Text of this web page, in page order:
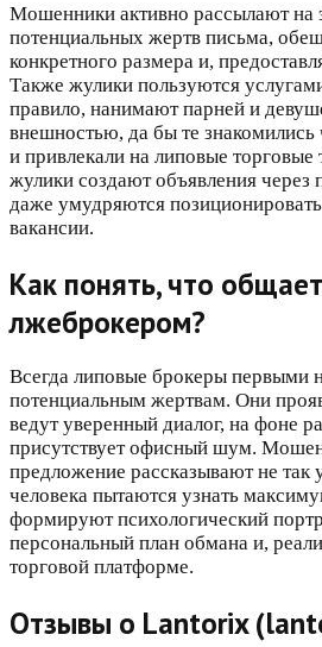
Мошенники активно рассылают на
потенциальных жертв письма,
конкретного размера и,
Также жулики пользуются
правило, нанимают парней и
внешностью, да бы те знакомились
и привлекали на липовые
жулики создают объявления через
даже умудряются
вакансии.
Как понять, что
лжеброкером?
Всегда липовые брокеры первыми
потенциальным жертвам. Они
ведут уверенный диалог, на фоне
присутствует офисный шум.
предложение рассказывают не так
человека пытаются узнать
формируют психологический
персональный план обмана и,
торговой платформе.
Отзывы о Lantorix